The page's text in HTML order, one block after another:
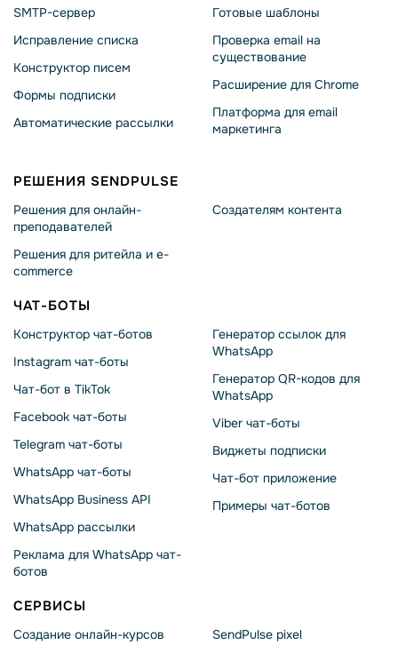
SMTP-сервер
Исправление списка
Конструктор писем
Формы подписки
Автоматические рассылки
Готовые шаблоны
Проверка email на
существование
Расширение для Chrome
Платформа для email
маркетинга
РЕШЕНИЯ SENDPULSE
Решения для онлайн-
преподавателей
Решения для ритейла и e-
commerce
Создателям контента
ЧАТ-БОТЫ
Конструктор чат-ботов
Instagram чат-боты
Чат-бот в TikTok
Facebook чат-боты
Telegram чат-боты
WhatsApp чат-боты
WhatsApp Business API
WhatsApp рассылки
Реклама для WhatsApp чат-
ботов
Генератор ссылок для
WhatsApp
Генератор QR-кодов для
WhatsApp
Viber чат-боты
Виджеты подписки
Чат-бот приложение
Примеры чат-ботов
СЕРВИСЫ
Создание онлайн-курсов
SendPulse pixel